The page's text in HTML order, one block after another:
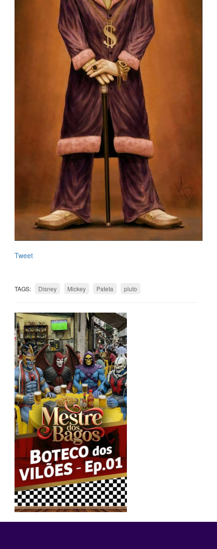
Tweet
TAGS: Disney Mickey Pateta pluto